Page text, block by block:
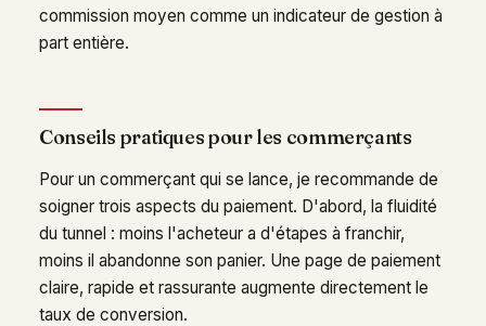
commission moyen comme un indicateur de gestion à
part entière.
Conseils pratiques pour les commerçants
Pour un commerçant qui se lance, je recommande de
soigner trois aspects du paiement. D'abord, la fluidité
du tunnel : moins l'acheteur a d'étapes à franchir,
moins il abandonne son panier. Une page de paiement
claire, rapide et rassurante augmente directement le
taux de conversion.